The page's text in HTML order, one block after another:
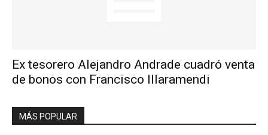
Ex tesorero Alejandro Andrade cuadró venta
de bonos con Francisco Illaramendi
MÁS POPULAR